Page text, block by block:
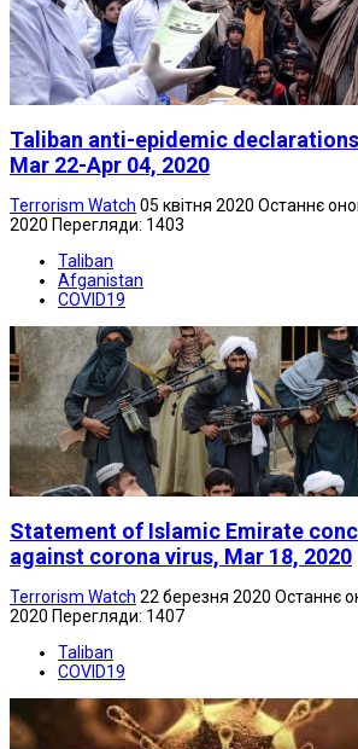
Taliban anti-epidemic
Mar 22-Apr 04, 2020
Terrorism Watch 05 квітня 2020 Останнє
2020 Перегляди: 1403
Taliban
Afganistan
COVID19
Statement of Islamic Emirate
against corona virus, Mar 18, 2020
Terrorism Watch 22 березня 2020 Останнє
2020 Перегляди: 1407
Taliban
COVID19